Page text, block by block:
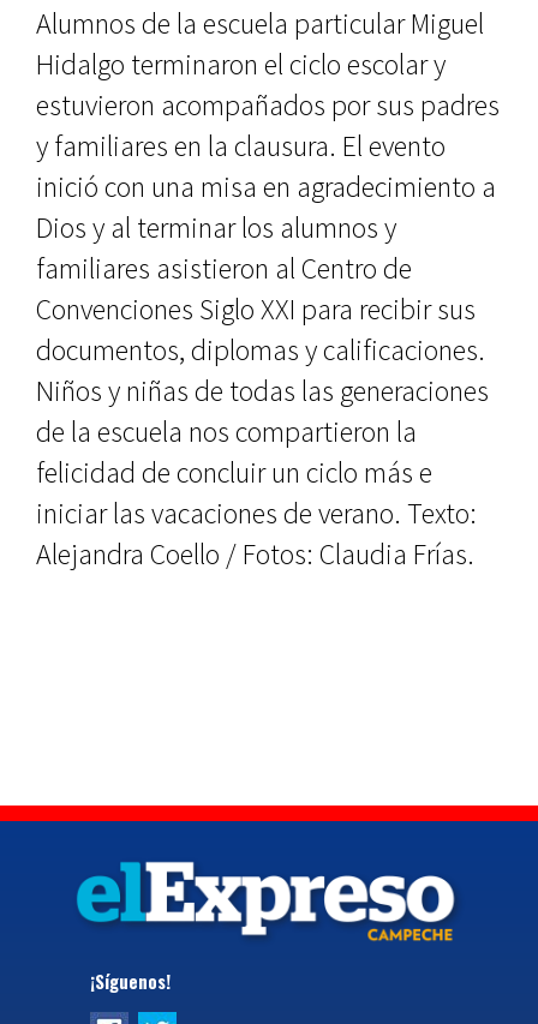
Alumnos de la escuela particular Miguel
Hidalgo terminaron el ciclo escolar y
estuvieron acompañados por sus padres
y familiares en la clausura. El evento
inició con una misa en agradecimiento a
Dios y al terminar los alumnos y
familiares asistieron al Centro de
Convenciones Siglo XXI para recibir sus
documentos, diplomas y calificaciones.
Niños y niñas de todas las generaciones
de la escuela nos compartieron la
felicidad de concluir un ciclo más e
iniciar las vacaciones de verano. Texto:
Alejandra Coello / Fotos: Claudia Frías.
¡Síguenos!